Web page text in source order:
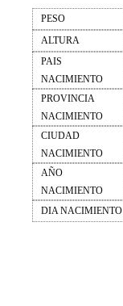
PESO
ALTURA
PAIS
NACIMIENTO
PROVINCIA
NACIMIENTO
CIUDAD
NACIMIENTO
AÑO
NACIMIENTO
DIA NACIMIENTO